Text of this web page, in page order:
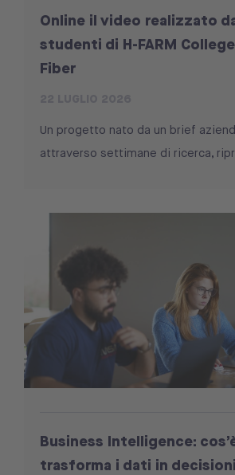
Online il video realizzato
studenti di H-FARM
Fiber
Un progetto nato da un brief
attraverso settimane di ricerca,
Business Intelligence:
trasforma i dati in decisioni